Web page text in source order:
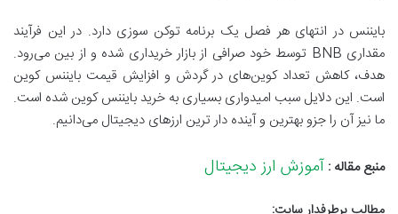
بایننس در انتهای هر فصل یک برنامه توکن سوزی دارد. در این فرآیند
مقداری BNB توسط خود صرافی از بازار خریداری شده و از بین می‌رود.
هدف، کاهش تعداد کوین‌های در گردش و افزایش قیمت بایننس کوین
است. این دلایل سبب امیدواری بسیاری به خرید بایننس کوین شده است.
ما نیز آن را جزو بهترین و آینده دار ترین ارزهای دیجیتال می‌دانیم.
منبع مقاله : آموزش ارز دیجیتال